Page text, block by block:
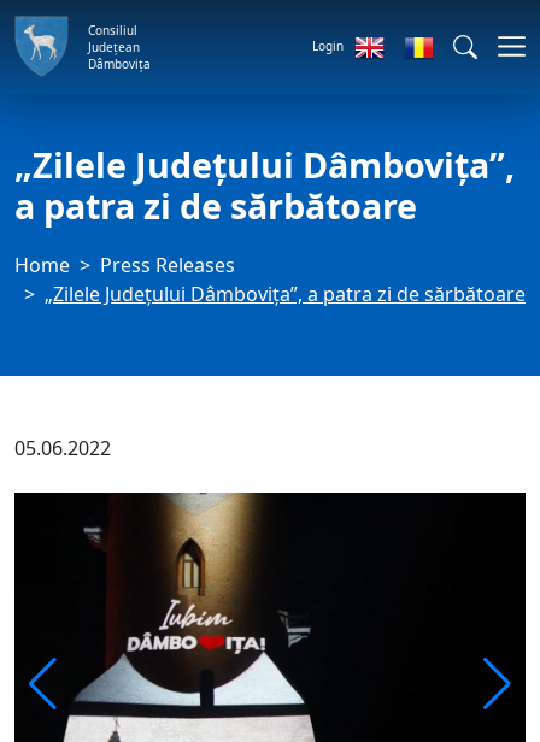
Consiliul
Județean
Dâmbovița
Login
„Zilele Județului Dâmbovița”,
a patra zi de sărbătoare
Home
Press Releases
„Zilele Județului Dâmbovița”, a patra zi de sărbătoare
05.06.2022